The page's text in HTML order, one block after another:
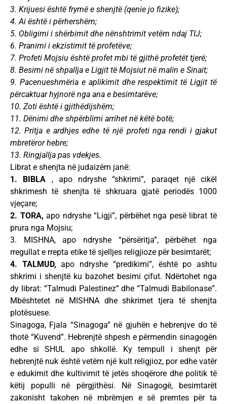
3. Krijuesi është frymë e shenjtë (qenie jo fizike);
4. Ai është i përhershëm;
5. Obligimi i shërbimit dhe nënshtrimit vetëm ndaj TIJ;
6. Pranimi i ekzistimit të profetëve;
7. Profeti Mojsiu është profet mbi të gjithë profetët tjerë;
8. Besimi në shpallja e Ligjit të Mojsiut në malin e Sinait;
9. Pacenueshmëria e aplikimit dhe respektimit të Ligjit të
përcaktuar hyjnorë nga ana e besimtarëve;
10. Zoti është i gjithëdijshëm;
11. Dënimi dhe shpërblimi arrihet në këtë botë;
12. Pritja e ardhjes edhe të një profeti nga rendi i gjakut
mbretëror hebre;
13. Ringjallja pas vdekjes.
Librat e shenjta në judaizëm janë:
1. BIBLA , apo ndryshe “shkrimi”, paraqet një cikël
shkrimesh të shenjta të shkruara gjatë periodës 1000
vjeçare;
2. TORA, apo ndryshe “Ligji”, përbëhet nga pesë librat të
prura nga Mojsiu;
3. MISHNA, apo ndryshe “përsëritja”, përbëhet nga
rregullat e rrepta etike të sjelljes religjioze për besimtarët;
4. TALMUD,apo ndryshe “predikimi”, është po ashtu
shkrimi i shenjtë ku bazohet besimi çifut. Ndërtohet nga
dy librat: “Talmudi Palestinez” dhe “Talmudi Babilonase”.
Mbështetet në MISHNA dhe shkrimet tjera të shenjta
plotësuese.
Sinagoga, Fjala “Sinagoga” në gjuhën e hebrenjve do të
thotë “Kuvend”. Hebrenjtë shpesh e përmendin sinagogën
edhe si SHUL apo shkollë. Ky tempull i shenjt për
hebrenjtë nuk është vetëm një kult religjioz, por edhe vatër
e edukimit dhe kultivimit të jetës shoqërore dhe politik të
këtij populli në përgjithësi. Në Sinagogë, besimtarët
zakonisht takohen në mbrëmjen e së premtes për ta